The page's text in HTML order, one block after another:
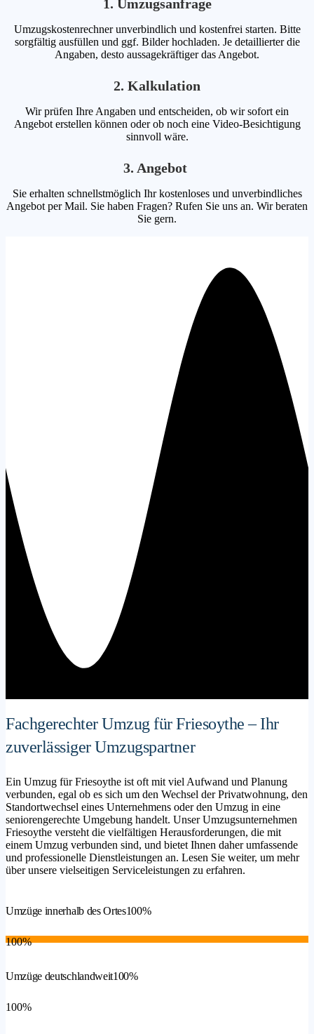
1. Umzugsanfrage
Umzugskostenrechner unverbindlich und kostenfrei starten. Bitte
sorgfältig ausfüllen und ggf. Bilder hochladen. Je detaillierter die
Angaben, desto aussagekräftiger das Angebot.
2. Kalkulation
Wir prüfen Ihre Angaben und entscheiden, ob wir sofort ein
Angebot erstellen können oder ob noch eine Video-Besichtigung
sinnvoll wäre.
3. Angebot
Sie erhalten schnellstmöglich Ihr kostenloses und unverbindliches
Angebot per Mail. Sie haben Fragen? Rufen Sie uns an. Wir beraten
Sie gern.
Fachgerechter Umzug für Friesoythe – Ihr
zuverlässiger Umzugspartner
Ein Umzug für Friesoythe ist oft mit viel Aufwand und Planung
verbunden, egal ob es sich um den Wechsel der Privatwohnung, den
Standortwechsel eines Unternehmens oder den Umzug in eine
seniorengerechte Umgebung handelt. Unser Umzugsunternehmen
Friesoythe versteht die vielfältigen Herausforderungen, die mit
einem Umzug verbunden sind, und bietet Ihnen daher umfassende
und professionelle Dienstleistungen an. Lesen Sie weiter, um mehr
über unsere vielseitigen Serviceleistungen zu erfahren.
Umzüge innerhalb des Ortes100%
100%
Umzüge deutschlandweit100%
100%